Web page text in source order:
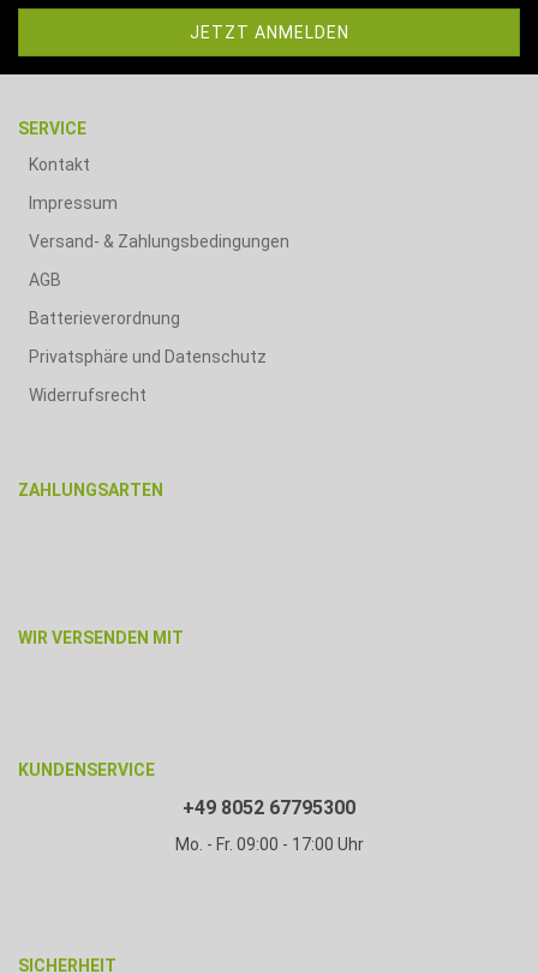
SERVICE
Kontakt
Impressum
Versand- & Zahlungsbedingungen
AGB
Batterieverordnung
Privatsphäre und Datenschutz
Widerrufsrecht
ZAHLUNGSARTEN
WIR VERSENDEN MIT
KUNDENSERVICE
+49 8052 67795300
Mo. - Fr. 09:00 - 17:00 Uhr
SICHERHEIT